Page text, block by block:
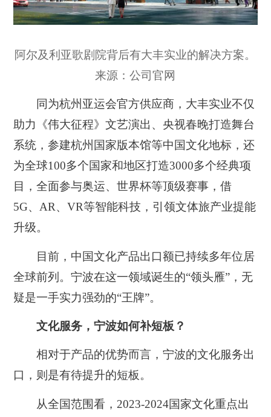
阿尔及利亚歌剧院背后有大丰实业的解决方案。
来源：公司官网
同为杭州亚运会官方供应商，大丰实业不仅
助力《伟大征程》文艺演出、央视春晚打造舞台
系统，参建杭州国家版本馆等中国文化地标，还
为全球100多个国家和地区打造3000多个经典项
目，全面参与奥运、世界杯等顶级赛事，借
5G、AR、VR等智能科技，引领文体旅产业提能
升级。
目前，中国文化产品出口额已持续多年位居
全球前列。宁波在这一领域诞生的“领头雁”，无
疑是一手实力强劲的“王牌”。
文化服务，宁波如何补短板？
相对于产品的优势而言，宁波的文化服务出
口，则是有待提升的短板。
从全国范围看，2023-2024国家文化重点出